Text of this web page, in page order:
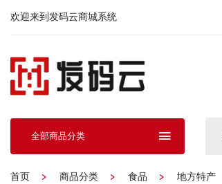
欢迎来到发码云商城系统
全部商品分类
首页 商品分类 食品 地方特产